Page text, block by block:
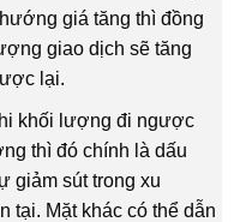
giá tăng thì đồng
giao dịch sẽ tăng
lại.
khối lượng đi ngược
thì đó chính là dấu
giảm sút trong xu
tại. Mặt khác có thể dẫn